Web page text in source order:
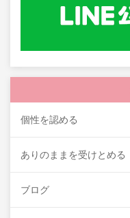
個性を認める
ありのままを受けとめる
ブログ